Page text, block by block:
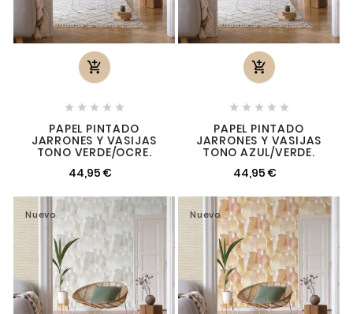

    
PAPEL PINTADO
JARRONES Y VASIJAS
TONO VERDE/OCRE.
44,95 €

    
PAPEL PINTADO
JARRONES Y VASIJAS
TONO AZUL/VERDE.
44,95 €
Nuevo Nuevo